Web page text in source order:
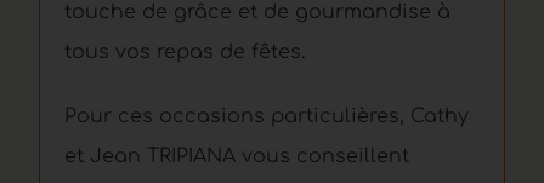
touche de grâce et de gourmandise à
tous vos repas de fêtes.
Pour ces occasions particulières, Cathy
et Jean TRIPIANA vous conseillent